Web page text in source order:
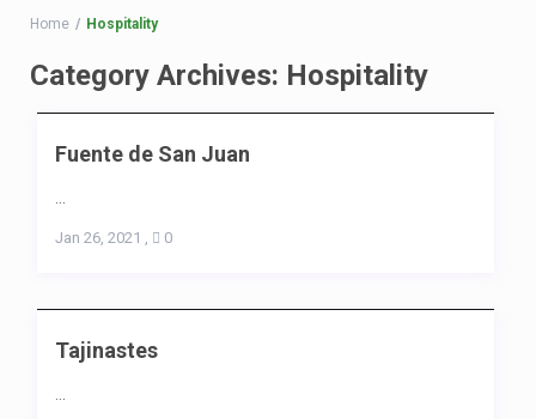
Home Hospitality
Category Archives: Hospitality
Fuente de San Juan
Jan 26, 2021 , 0
Tajinastes